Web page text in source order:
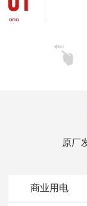
原厂
商业用电